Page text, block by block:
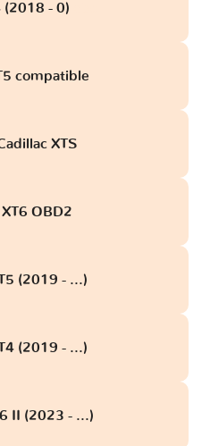
(2018 - 0)
compatible
XTS
OBD2
(2019 - ...)
(2019 - ...)
II (2023 - ...)